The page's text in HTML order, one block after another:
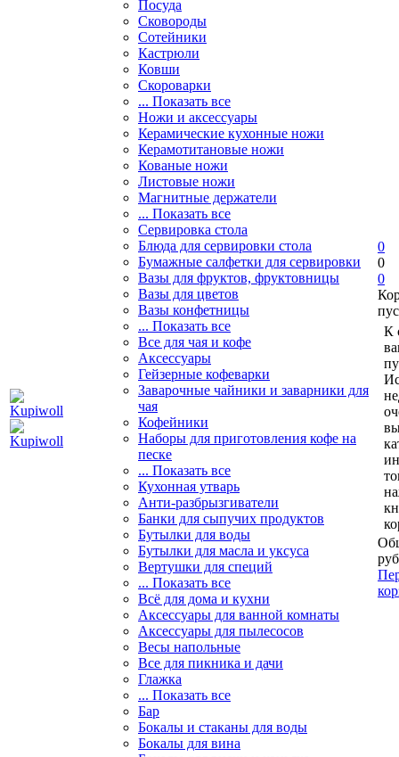
Посуда
Сковороды
Сотейники
Кастрюли
Ковши
Скороварки
... Показать все
Ножи и аксессуары
Керамические кухонные ножи
Керамотитановые ножи
Кованые ножи
Листовые ножи
Магнитные держатели
... Показать все
Сервировка стола
Блюда для сервировки стола
Бумажные салфетки для сервировки
Вазы для фруктов, фруктовницы
Вазы для цветов
Вазы конфетницы
... Показать все
Все для чая и кофе
Аксессуары
Гейзерные кофеварки
Заварочные чайники и заварники для
чая
Кофейники
Наборы для приготовления кофе на
песке
... Показать все
Кухонная утварь
Анти-разбрызгиватели
Банки для сыпучих продуктов
Бутылки для воды
Бутылки для масла и уксуса
Вертушки для специй
... Показать все
Всё для дома и кухни
Аксессуары для ванной комнаты
Аксессуары для пылесосов
Весы напольные
Все для пикника и дачи
Глажка
... Показать все
Бар
Бокалы и стаканы для воды
Бокалы для вина
0
0
0
К